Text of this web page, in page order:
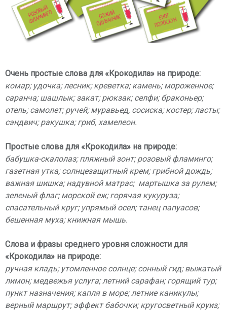
Очень простые слова для «Крокодила» на природе:
комар; удочка; лесник; креветка; камень; мороженное;
саранча; шашлык; закат; рюкзак; селфи; браконьер;
отель; самолет; ручей; муравьед, сосиска; костер; ласты;
сэндвич; ракушка; гриб, хамелеон.
Простые слова для «Крокодила» на природе:
бабушка-скалолаз; пляжный зонт; розовый фламинго;
газетная утка; солнцезащитный крем; грибной дождь;
важная шишка; надувной матрас; мартышка за рулем;
зеленый флаг; морской еж; горячая кукуруза;
спасательный круг; упрямый осел; танец папуасов;
бешенная муха; книжная мышь.
Слова и фразы среднего уровня сложности для
«Крокодила» на природе:
ручная кладь; утомленное солнце; сонный гид; выжатый
лимон; медвежья услуга; летний сарафан; горящий тур;
пункт назначения; капля в море; летние каникулы;
верный маршрут; эффект бабочки; кругосветный круиз;